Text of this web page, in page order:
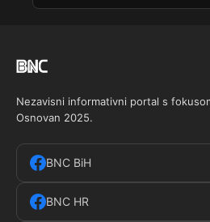
Nezavisni informativni portal s
Osnovan 2025.
BNC BiH
BNC HR